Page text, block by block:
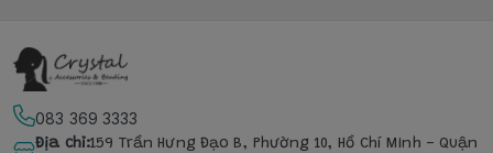
083 369 3333
Địa chỉ:159 Trần Hưng Đạo B, Phường 10, Hồ Chí Minh - Quận